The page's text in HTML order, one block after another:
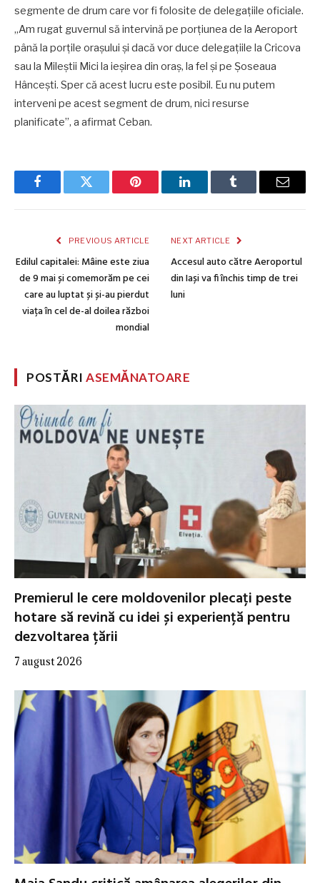
segmente de drum care vor fi folosite de delegațiile oficiale.
„Am rugat guvernul să intervină pe porțiunea de la Aeroport
până la porțile orașului și dacă vor duce delegațiile la Cricova
sau la Mileștii Mici la ieșirea din oraș, la fel și pe Șoseaua
Hâncești. Sper că acest lucru este posibil. Eu nu putem
interveni pe acest segment de drum, nici resurse
planificate”, a afirmat Ceban.
FacebookTwitter Pinterest LinkedInTumblr Email
PREVIOUS ARTICLE
Edilul capitalei: Mâine este ziua
de 9 mai și comemorăm pe cei
care au luptat și și-au pierdut
viața în cel de-al doilea război
mondial
NEXT ARTICLE
Accesul auto către Aeroportul
din Iași va fi închis timp de trei
luni
POSTĂRIASEMĂNATOARE
Premierul le cere moldovenilor plecați peste
hotare să revină cu idei și experiență pentru
dezvoltarea țării
7 august 2026